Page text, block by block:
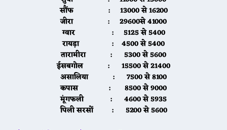
सौंफ :
13000 से 16200
जीरा :
29600से 41000
ग्वार :
5125 से 5400
रायड़ा :
4500 से 5400
तारामीरा : 5300 से 5600
ईसबगोल : 15500 से 21400
असालिया :
7500 से 8100
कपास :
8500 से 9000
मूंगफली :
4600 से 5935
पिली सरसों :
5200 से 5600